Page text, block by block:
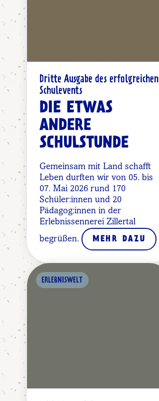
Dritte Ausgabe des erfolgreichen
Schulevents
DIE ETWAS
ANDERE
SCHULSTUNDE
Gemeinsam mit Land schafft
Leben durften wir von 05. bis
07. Mai 2026 rund 170
Schüler:innen und 20
Pädagog:innen in der
Erlebnissennerei Zillertal
begrüßen.
MEHR DAZU
ERLEBNISWELT